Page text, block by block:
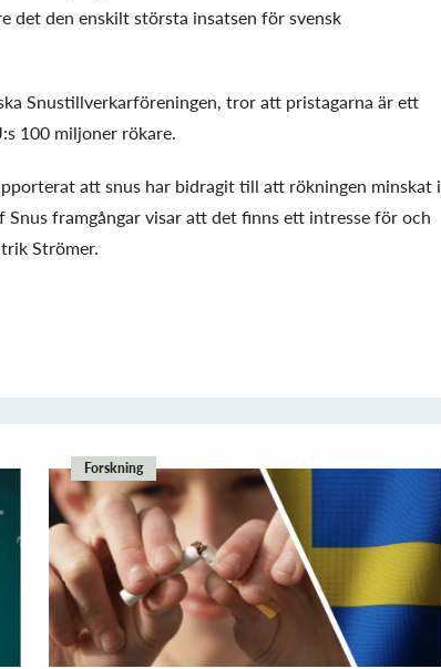
det den enskilt största insatsen för svensk
Snustillverkarföreningen, tror att pristagarna är ett
100 miljoner rökare.
att snus har bidragit till att rökningen minskat i
Snus framgångar visar att det finns ett intresse för och
Strömer.
Forskning